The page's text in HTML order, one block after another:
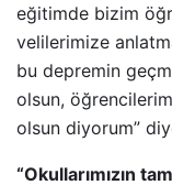
eğitimde bizim
velilerimize
bu depremin
olsun,
olsun diyorum”
“Okullarımızın